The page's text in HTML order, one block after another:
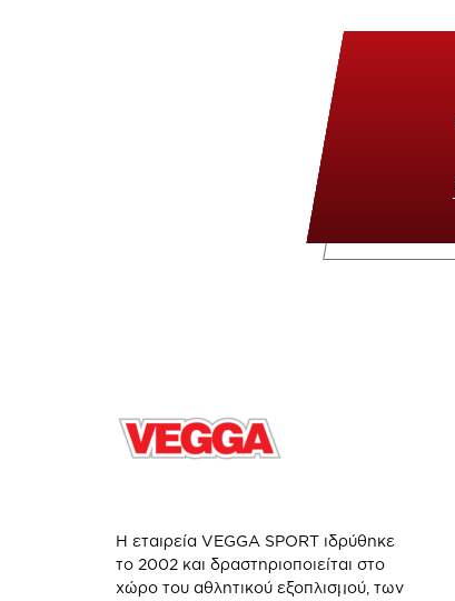
Η εταιρεία VEGGA SPORT ιδρύθηκε
το 2002 και δραστηριοποιείται στο
χώρο του αθλητικού εξοπλισμού, των